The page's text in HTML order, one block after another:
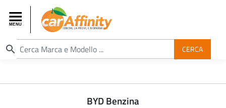
search CERCA
BYD Benzina